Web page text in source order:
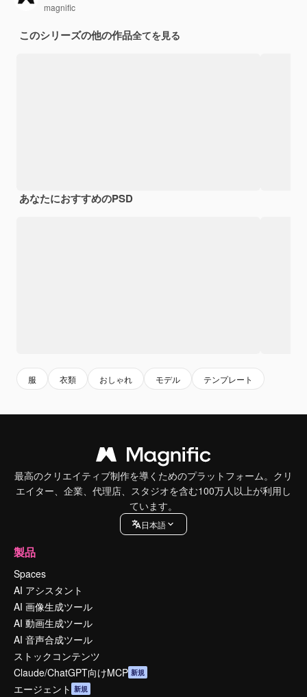
magnific
このシリーズの他の作品全てを見る
あなたにおすすめのPSD
服 衣類 おしゃれ モデル テンプレート
最高のクリエイティブ制作を導くためのプラットフォーム。クリ
エイター、企業、代理店、スタジオを含む100万人以上が利用し
ています。
日本語
製品
Spaces
AI アシスタント
AI 画像生成ツール
AI 動画生成ツール
AI 音声合成ツール
ストックコンテンツ
Claude/ChatGPT向けMCP 新規
エージェント 新規